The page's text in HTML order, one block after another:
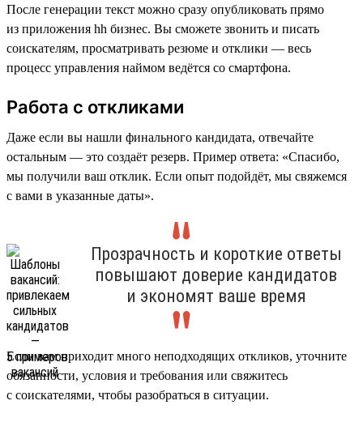
После генерации текст можно сразу опубликовать прямо
из приложения hh бизнес. Вы сможете звонить и писать
соискателям, просматривать резюме и отклики — весь
процесс управления наймом ведётся со смартфона.
Работа с откликами
Даже если вы нашли финального кандидата, отвечайте
остальным — это создаёт резерв. Пример ответа: «Спасибо,
мы получили ваш отклик. Если опыт подойдёт, мы свяжемся
с вами в указанные даты».
Прозрачность и короткие ответы
повышают доверие кандидатов
и экономят ваше время
Если вам приходит много неподходящих откликов, уточните
обязанности, условия и требования или свяжитесь
с соискателями, чтобы разобраться в ситуации.